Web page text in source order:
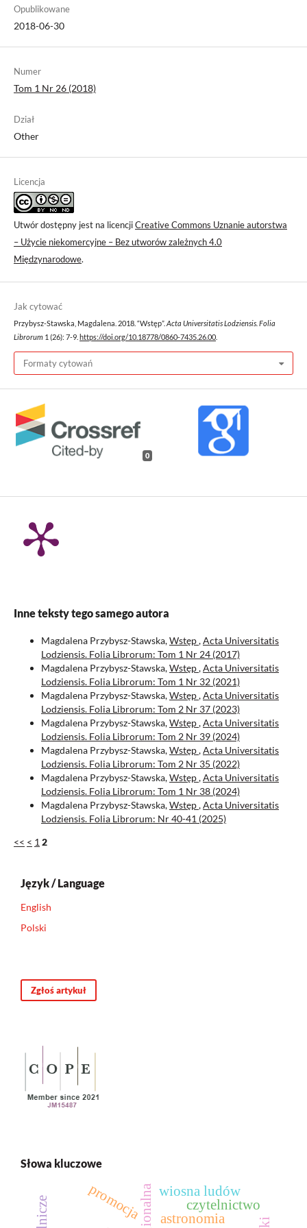
Opublikowane
2018-06-30
Numer
Tom 1 Nr 26 (2018)
Dział
Other
Licencja
Utwór dostępny jest na licencjiCreative Commons Uznanie autorstwa
– Użycie niekomercyjne – Bez utworów zależnych 4.0
Międzynarodowe.
Jak cytować
Przybysz-Stawska, Magdalena. 2018. “Wstęp”. Acta Universitatis Lodziensis. Folia
Librorum 1 (26): 7-9. https://doi.org/10.18778/0860-7435.26.00
Formaty cytowań
0
Inne teksty tego samego autora
Magdalena Przybysz-Stawska,Wstęp,Acta Universitatis
Lodziensis. Folia Librorum: Tom 1 Nr 24 (2017)
Magdalena Przybysz-Stawska,Wstęp,Acta Universitatis
Lodziensis. Folia Librorum: Tom 1 Nr 32 (2021)
Magdalena Przybysz-Stawska,Wstęp,Acta Universitatis
Lodziensis. Folia Librorum: Tom 2 Nr 37 (2023)
Magdalena Przybysz-Stawska,Wstęp,Acta Universitatis
Lodziensis. Folia Librorum: Tom 2 Nr 39 (2024)
Magdalena Przybysz-Stawska,Wstęp,Acta Universitatis
Lodziensis. Folia Librorum: Tom 2 Nr 35 (2022)
Magdalena Przybysz-Stawska,Wstęp,Acta Universitatis
Lodziensis. Folia Librorum: Tom 1 Nr 38 (2024)
Magdalena Przybysz-Stawska,Wstęp,Acta Universitatis
Lodziensis. Folia Librorum: Nr 40-41 (2025)
<< < 1 2
Język / Language
English
Polski
Zgłoś artykuł
Słowa kluczowe
astronomia
czytelnictwo
promocja wiosna ludów